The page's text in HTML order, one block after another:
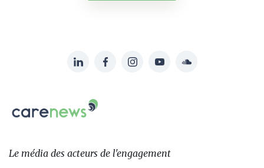
sur:
LinkedInFacebookInstagramYouTubeSoundcloud
Carenews,
Le
des
Le média des acteurs de l'engagement